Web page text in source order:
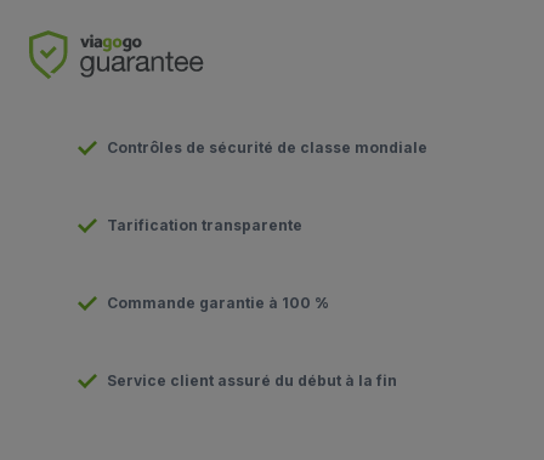
Contrôles de sécurité de classe mondiale
Tarification transparente
Commande garantie à 100 %
Service client assuré du début à la fin